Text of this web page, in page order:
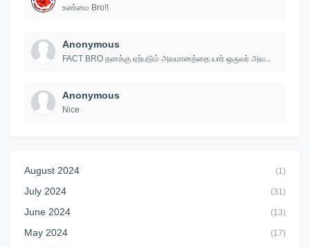
உண்மை Bro!!
Anonymous
FACT BRO தனக்கு ஏற்படும் அவமானத்தை யார் ஒருவர் அவ...
Anonymous
Nice
August 2024 (1)
July 2024 (31)
June 2024 (13)
May 2024 (17)